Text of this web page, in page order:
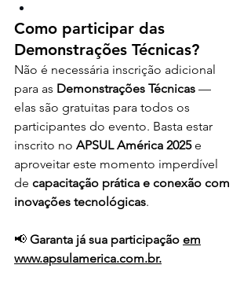
Como participar das
Demonstrações Técnicas?
Não é necessária inscrição adicional
para as Demonstrações Técnicas —
elas são gratuitas para todos os
participantes do evento. Basta estar
inscrito no APSUL América 2025 e
aproveitar este momento imperdível
de capacitação prática e conexão com
inovações tecnológicas.
📢 Garanta já sua participação em
www.apsulamerica.com.br.